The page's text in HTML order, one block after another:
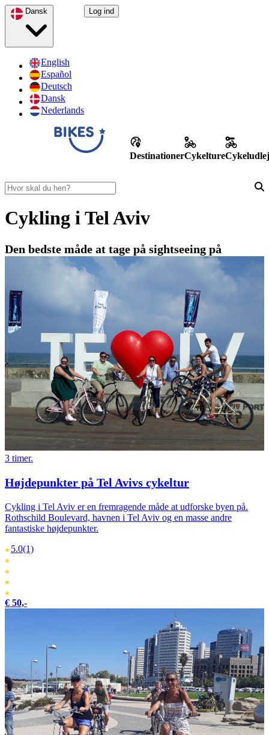
English
Español
Deutsch
Dansk
Nederlands
Log ind
DestinationerCykelture
Cykling i Tel Aviv
Den bedste måde at tage på sightseeing på
3 timer.
Højdepunkter på Tel Avivs cykeltur
Cykling i Tel Aviv er en fremragende måde at udforske byen på.
Rothschild Boulevard, havnen i Tel Aviv og en masse andre
fantastiske højdepunkter.
5.0(1)
€ 50,-